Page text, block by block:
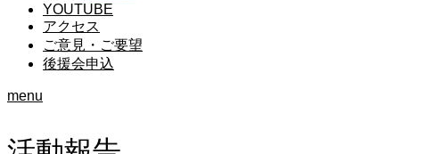
YOUTUBE
アクセス
ご意見・ご要望
後援会申込
menu